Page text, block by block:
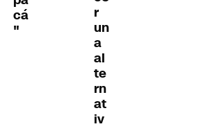
cá
"
r
un
a
al
te
rn
at
iv